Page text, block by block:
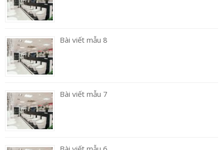
Bài viết mẫu 8
Bài viết mẫu 7